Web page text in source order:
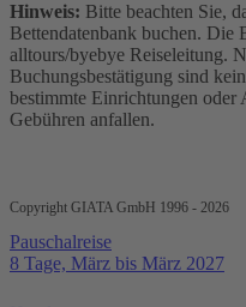
Hinweis: Bitte beachten Sie,
Bettendatenbank buchen.
alltours/byebye Reiseleitung.
Buchungsbestätigung sind
bestimmte Einrichtungen
Gebühren anfallen.
Copyright GIATA GmbH 1996 - 2026
Pauschalreise
8 Tage, März bis März 2027